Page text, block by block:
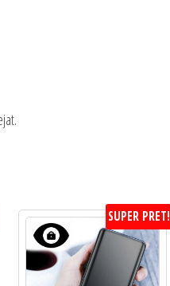
SUPER PRET!